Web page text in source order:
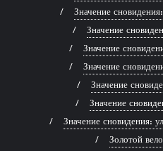
Значение
Значение
Значение
Значение
Значение
Значение
Значение сновидения:
Золотой